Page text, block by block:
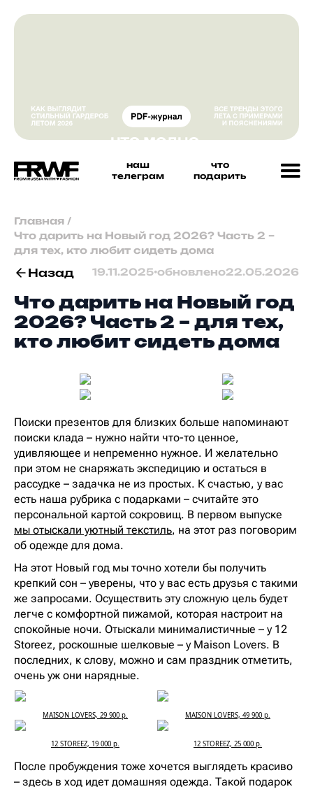
наш
телеграм
что
подарить
Главная /
Что дарить на Новый год 2026? Часть 2 –
для тех, кто любит сидеть дома
Назад 19.11.2025•обновлено22.05.2026
Что дарить на Новый год
2026? Часть 2 – для тех,
кто любит сидеть дома
Поиски презентов для близких больше напоминают
поиски клада – нужно найти что-то ценное,
удивляющее и непременно нужное. И желательно
при этом не снаряжать экспедицию и остаться в
рассудке – задачка не из простых. К счастью, у вас
есть наша рубрика с подарками – считайте это
персональной картой сокровищ. В первом выпуске
мы отыскали уютный текстиль, на этот раз поговорим
об одежде для дома.
На этот Новый год мы точно хотели бы получить
крепкий сон – уверены, что у вас есть друзья с такими
же запросами. Осуществить эту сложную цель будет
легче с комфортной пижамой, которая настроит на
спокойные ночи. Отыскали минималистичные – у 12
Storeez, роскошные шелковые – у Maison Lovers. В
последних, к слову, можно и сам праздник отметить,
очень уж они нарядные.
MAISON LOVERS, 29 900 р. MAISON LOVERS, 49 900 р.
12 STOREEZ, 19 000 р. 12 STOREEZ, 25 000 р.
После пробуждения тоже хочется выглядеть красиво
– здесь в ход идет домашняя одежда. Такой подарок